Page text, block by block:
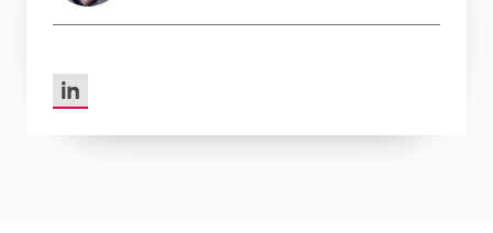
LinkedIn van Randy Berenbroek